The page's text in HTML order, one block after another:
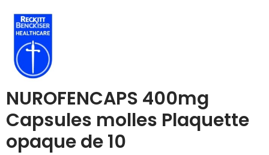
NUROFENCAPS 400mg
Capsules molles Plaquette
opaque de 10